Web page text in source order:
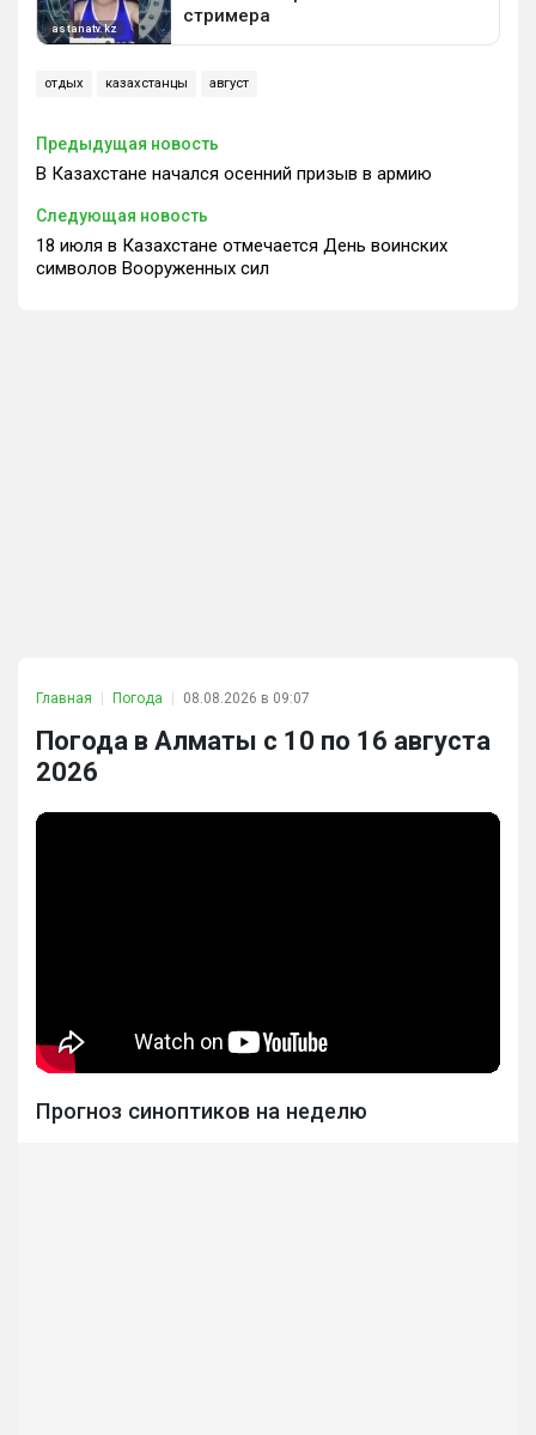
отдых казахстанцы август
Предыдущая новость
В Казахстане начался осенний призыв в армию
Следующая новость
18 июля в Казахстане отмечается День воинских
символов Вооруженных сил
Главная Погода 08.08.2026 в 09:07
Погода в Алматы с 10 по 16 августа
2026
Прогноз синоптиков на неделю